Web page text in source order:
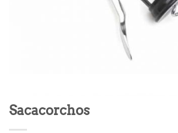
Sacacorchos